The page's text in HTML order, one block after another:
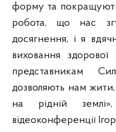
форму та
робота, що нас
досягнення, і я
виховання здорової
представникам
дозволяють нам
на рідній
відеоконференції